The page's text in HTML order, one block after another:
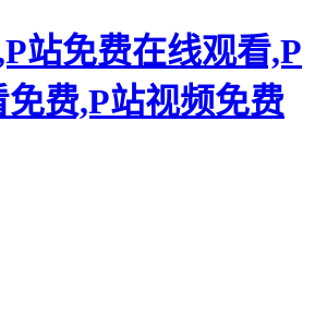
站免费在线观看,P
费,P站视频免费